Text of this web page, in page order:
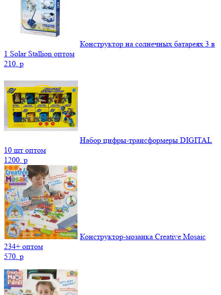
Конструктор на солнечных батареях 3 в
1 Solar Stallion оптом
210. p
Набор цифры-трансформеры DIGITAL
10 шт оптом
1200. p
Конструктор-мозаика Creative Mosaic
234+ оптом
570. p